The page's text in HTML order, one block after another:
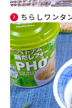
ちらしワンタ